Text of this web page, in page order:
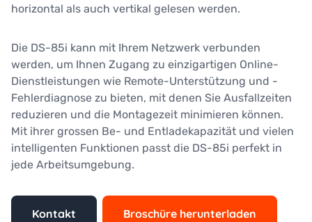
horizontal als auch vertikal gelesen werden.
Die DS-85i kann mit Ihrem Netzwerk verbunden
werden, um Ihnen Zugang zu einzigartigen Online-
Dienstleistungen wie Remote-Unterstützung und -
Fehlerdiagnose zu bieten, mit denen Sie Ausfallzeiten
reduzieren und die Montagezeit minimieren können.
Mit ihrer grossen Be- und Entladekapazität und vielen
intelligenten Funktionen passt die DS-85i perfekt in
jede Arbeitsumgebung.
Kontakt Broschüre herunterladen